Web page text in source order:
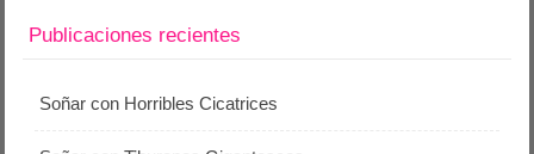
Publicaciones recientes
Soñar con Horribles Cicatrices